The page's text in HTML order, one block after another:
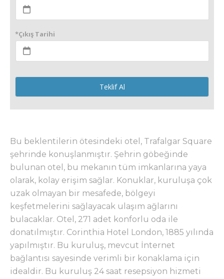
*Çıkış Tarihi
Teklif Al
Bu beklentilerin ötesindeki otel, Trafalgar Square
şehrinde konuşlanmıştır. Şehrin göbeğinde
bulunan otel, bu mekanın tüm imkanlarına yaya
olarak, kolay erişim sağlar. Konuklar, kuruluşa çok
uzak olmayan bir mesafede, bölgeyi
keşfetmelerini sağlayacak ulaşım ağlarını
bulacaklar. Otel, 271 adet konforlu oda ile
donatılmıştır. Corinthia Hotel London, 1885 yılında
yapılmıştır. Bu kuruluş, mevcut İnternet
bağlantısı sayesinde verimli bir konaklama için
idealdir. Bu kuruluş 24 saat resepsiyon hizmeti